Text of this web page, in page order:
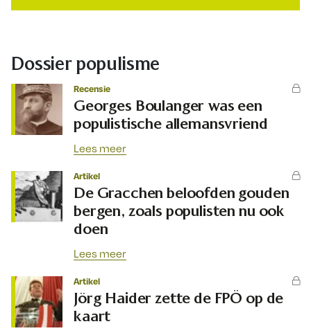
Dossier populisme
Recensie
Georges Boulanger was een
populistische allemansvriend
Lees meer
Artikel
De Gracchen beloofden gouden
bergen, zoals populisten nu ook
doen
Lees meer
Artikel
Jörg Haider zette de FPÖ op de
kaart